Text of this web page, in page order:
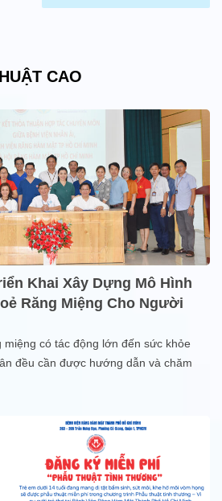
CAO
Khai Xây Dựng Mô Hình
Răng Miệng Cho Người
có tác động lớn đến sức khỏe
đều cần được hướng dẫn và chăm